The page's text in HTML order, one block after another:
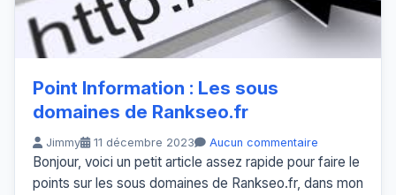
Point Information : Les sous
domaines de Rankseo.fr
Jimmy 11 décembre 2023 Aucun commentaire
Bonjour, voici un petit article assez rapide pour faire le
points sur les sous domaines de Rankseo.fr, dans mon